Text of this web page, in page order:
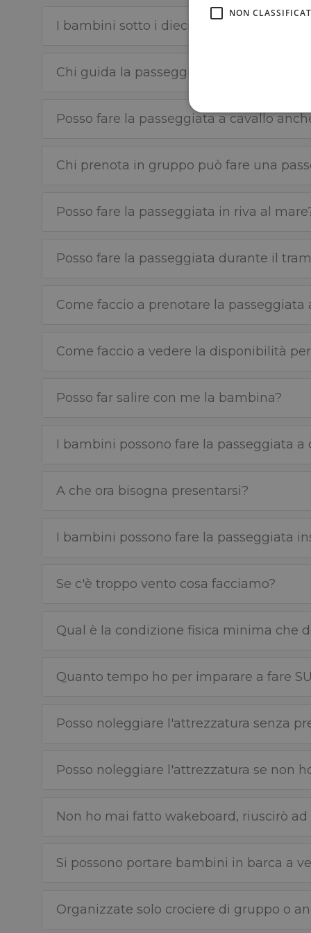
I bambini sotto i dieci anni possono fare
Chi guida la passeggiata a cavallo?
Posso fare la passeggiata a cavallo
Chi prenota in gruppo può fare una
Posso fare la passeggiata in riva al
Posso fare la passeggiata durante il
Come faccio a prenotare la passeggiata
Come faccio a vedere la disponibilità
Posso far salire con me la bambina?
I bambini possono fare la passeggiata a
A che ora bisogna presentarsi?
I bambini possono fare la passeggiata
Se c'è troppo vento cosa facciamo?
Qual è la condizione fisica minima che
Quanto tempo ho per imparare a fare
Posso noleggiare l'attrezzatura senza
Posso noleggiare l'attrezzatura se non
Non ho mai fatto wakeboard, riuscirò
Si possono portare bambini in barca a
Organizzate solo crociere di gruppo o
NON